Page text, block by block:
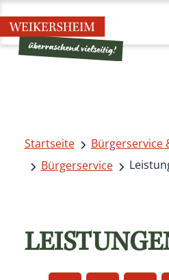
Startseite
Bürgerservice
Bürgerservice